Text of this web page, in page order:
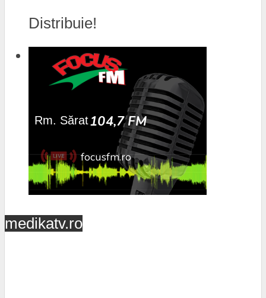
Distribuie!
medikatv.ro